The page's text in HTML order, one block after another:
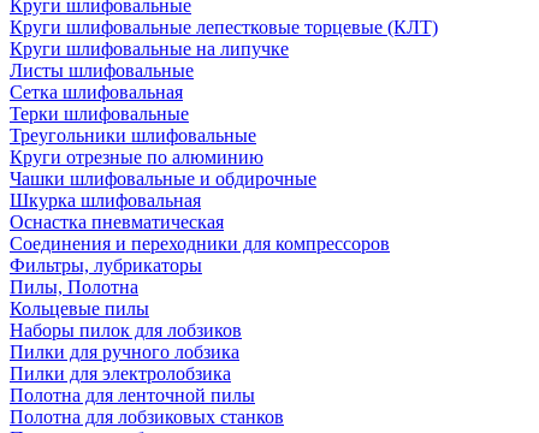
Круги шлифовальные
Круги шлифовальные лепестковые торцевые (КЛТ)
Круги шлифовальные на липучке
Листы шлифовальные
Сетка шлифовальная
Терки шлифовальные
Треугольники шлифовальные
Круги отрезные по алюминию
Чашки шлифовальные и обдирочные
Шкурка шлифовальная
Оснастка пневматическая
Соединения и переходники для компрессоров
Фильтры, лубрикаторы
Пилы, Полотна
Кольцевые пилы
Наборы пилок для лобзиков
Пилки для ручного лобзика
Пилки для электролобзика
Полотна для ленточной пилы
Полотна для лобзиковых станков